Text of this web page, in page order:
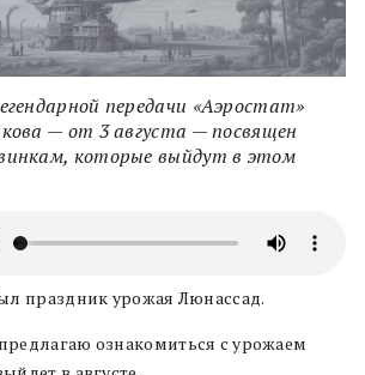
передачи «Аэростат»
— от 3 августа — посвящен
которые выйдут в этом
праздник урожая Люнассад.
ознакомиться с урожаем